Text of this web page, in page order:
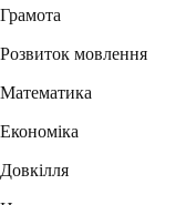
Грамота
Розвиток мовлення
Математика
Економіка
Довкілля